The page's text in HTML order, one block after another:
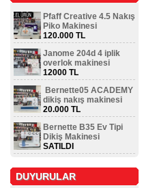
Pfaff Creative 4.5 Nakış
Piko Makinesi
120.000 TL
Janome 204d 4 iplik
overlok makinesi
12000 TL
Bernette05 ACADEMY
dikiş nakış makinesi
20.000 TL
Bernette B35 Ev Tipi
Dikiş Makinesi
SATILDI
DUYURULAR